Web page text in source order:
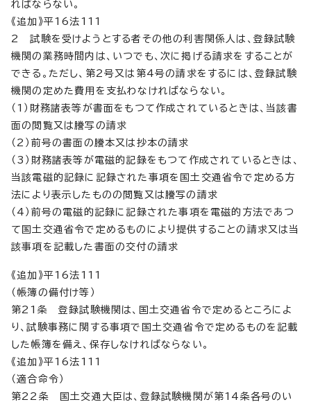
ればならない。
《追加》平16法111
2 試験を受けようとする者その他の利害関係人は、登録試験
機関の業務時間内は、いつでも、次に掲げる請求をすることが
できる。ただし、第2号又は第4号の請求をするには、登録試験
機関の定めた費用を支払わなければならない。
（1）財務諸表等が書面をもつて作成されているときは、当該書
面の閲覧又は謄写の請求
（2）前号の書面の謄本又は抄本の請求
（3）財務諸表等が電磁的記録をもつて作成されているときは、
当該電磁的記録に記録された事項を国土交通省令で定める方
法により表示したものの閲覧又は謄写の請求
（4）前号の電磁的記録に記録された事項を電磁的方法であつ
て国土交通省令で定めるものにより提供することの請求又は当
該事項を記載した書面の交付の請求
《追加》平16法111
（帳簿の備付け等）
第21条 登録試験機関は、国土交通省令で定めるところによ
り、試験事務に関する事項で国土交通省令で定めるものを記載
した帳簿を備え、保存しなければならない。
《追加》平16法111
（適合命令）
第22条 国土交通大臣は、登録試験機関が第14条各号のい